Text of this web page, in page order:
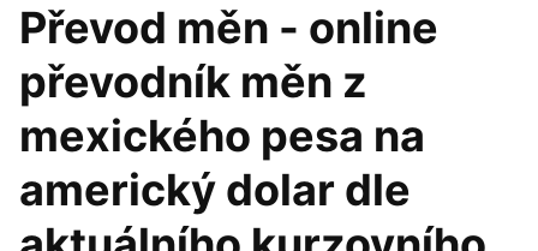
Převod měn - online
převodník měn z
mexického pesa na
americký dolar dle